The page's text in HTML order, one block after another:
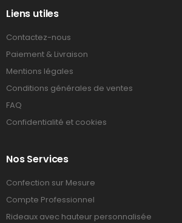
Liens utiles
Contactez-nous
Paiement & Livraison
Mentions légales
Conditions générales de ventes
FAQ
Confidentialité et cookies
Nos Services
Confection sur Mesure
Compte Professionnel
Rideaux avec hauteur personnalisée